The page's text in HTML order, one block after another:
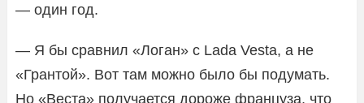
— один год.
— Я бы сравнил «Логан» с Lada Vesta, а не
«Грантой». Вот там можно было бы подумать.
Но «Веста» получается дороже француза, что